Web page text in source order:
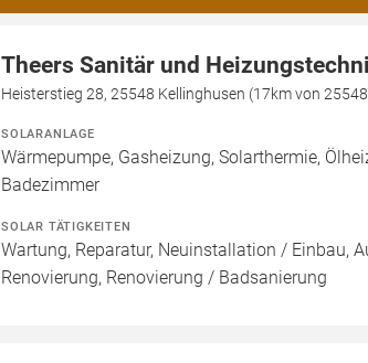
Theers Sanitär und
Heisterstieg 28, 25548 Kellinghusen (17km von
SOLARANLAGE
Wärmepumpe, Gasheizung, Solarthermie,
Badezimmer
SOLAR TÄTIGKEITEN
Wartung, Reparatur, Neuinstallation / Einbau,
Renovierung, Renovierung / Badsanierung